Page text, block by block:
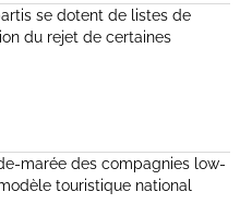
se dotent de listes de
du rejet de certaines
marée des compagnies low-
touristique national